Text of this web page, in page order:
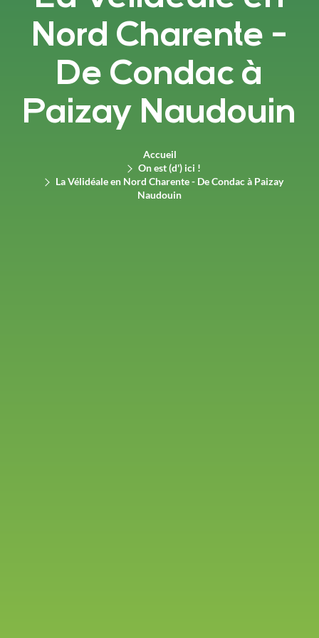
Nord Charente -
De Condac à
Paizay Naudouin
Accueil
On est (d') ici !
La Vélidéale en Nord Charente - De Condac à Paizay
Naudouin